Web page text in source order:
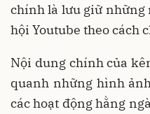
chính là lưu giữ những
hội Youtube theo cách
Nội dung chính của
quanh những hình
các hoạt động hằng